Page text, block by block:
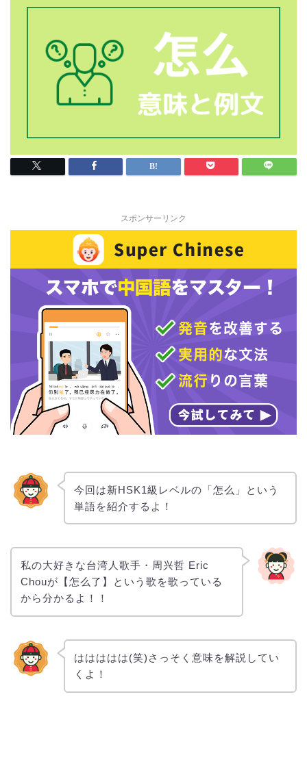
スポンサーリンク
今回は新HSK1級レベルの「怎么」という
単語を紹介するよ！
私の大好きな台湾人歌手・周兴哲 Eric
Chouが【怎么了】という歌を歌っている
から分かるよ！！
ははははは(笑)さっそく意味を解説してい
くよ！